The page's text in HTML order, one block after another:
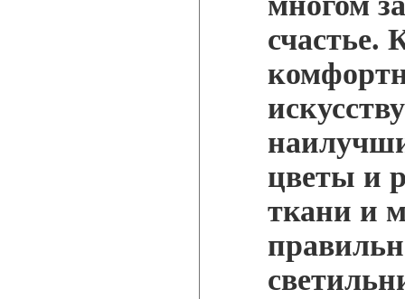
счастье.
цветы и
ткани и